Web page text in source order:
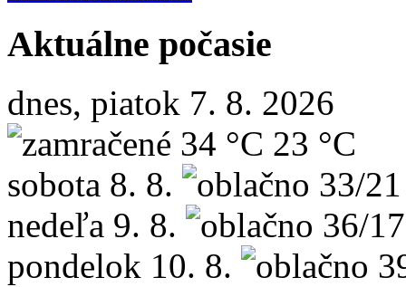
Aktuálne počasie
dnes, piatok 7. 8. 2026
34 °C 23 °C
sobota 8. 8.
33/
nedeľa 9. 8.
36/
pondelok 10. 8.